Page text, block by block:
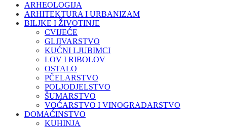
ARHEOLOGIJA
ARHITEKTURA I URBANIZAM
BILJKE I ŽIVOTINJE
CVIJEĆE
GLJIVARSTVO
KUĆNI LJUBIMCI
LOV I RIBOLOV
OSTALO
PČELARSTVO
POLJODJELSTVO
ŠUMARSTVO
VOĆARSTVO I VINOGRADARSTVO
DOMAĆINSTVO
KUHINJA